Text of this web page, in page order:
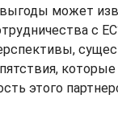
может
с
которые
этого